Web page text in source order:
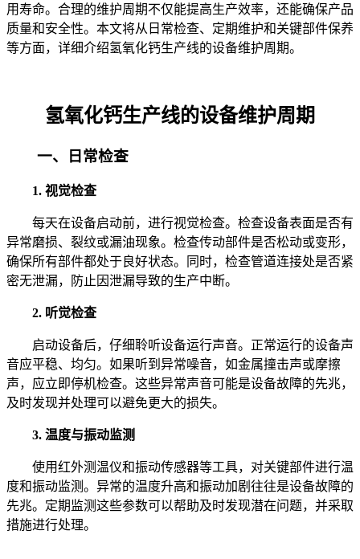
用寿命。合理的维护周期不仅能提高生产效率，还能确保产品
质量和安全性。本文将从日常检查、定期维护和关键部件保养
等方面，详细介绍氢氧化钙生产线的设备维护周期。
氢氧化钙生产线的设备维护周期
一、日常检查
1. 视觉检查
每天在设备启动前，进行视觉检查。检查设备表面是否有
异常磨损、裂纹或漏油现象。检查传动部件是否松动或变形，
确保所有部件都处于良好状态。同时，检查管道连接处是否紧
密无泄漏，防止因泄漏导致的生产中断。
2. 听觉检查
启动设备后，仔细聆听设备运行声音。正常运行的设备声
音应平稳、均匀。如果听到异常噪音，如金属撞击声或摩擦
声，应立即停机检查。这些异常声音可能是设备故障的先兆，
及时发现并处理可以避免更大的损失。
3. 温度与振动监测
使用红外测温仪和振动传感器等工具，对关键部件进行温
度和振动监测。异常的温度升高和振动加剧往往是设备故障的
先兆。定期监测这些参数可以帮助及时发现潜在问题，并采取
措施进行处理。